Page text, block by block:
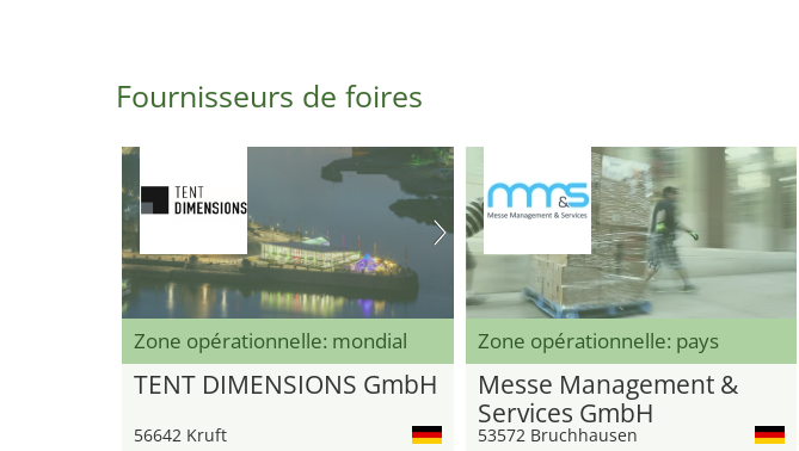
Fournisseurs de foires
Zone opérationnelle: mondial
TENT DIMENSIONS GmbH
56642 Kruft
Zone opérationnelle: pays
Messe Management &
Services GmbH
53572 Bruchhausen